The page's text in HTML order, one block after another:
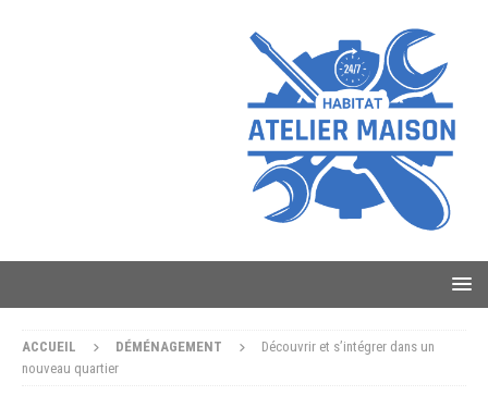
ACCUEIL DÉMÉNAGEMENT
Découvrir et s’intégrer dans un
nouveau quartier